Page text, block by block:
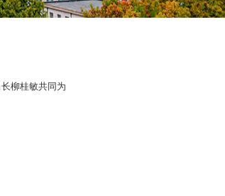
司举行，党委常委、副校长李向东